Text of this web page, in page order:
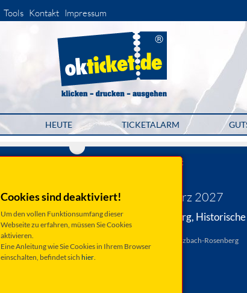
Tools Kontakt Impressum
HEUTE TICKETALARM
Cookies sind deaktiviert!
Um den vollen Funktionsumfang dieser
Webseite zu erfahren, müssen Sie Cookies
aktivieren.
Eine Anleitung wie Sie Cookies in Ihrem Browser
einschalten, befindet sich hier.
Stadt Sulzbach-Rosenberg
Samstag 06. März 2027
Sulzbach-Rosenberg, Historische
Druckerei Seidel
Luitpoldplatz 4, 92237 Sulzbach-Rosenberg